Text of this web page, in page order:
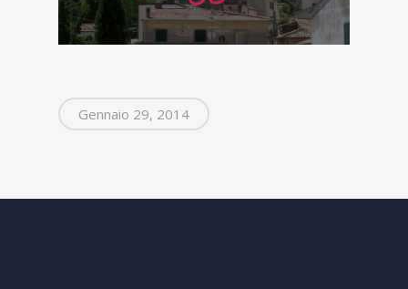
Gennaio 29, 2014